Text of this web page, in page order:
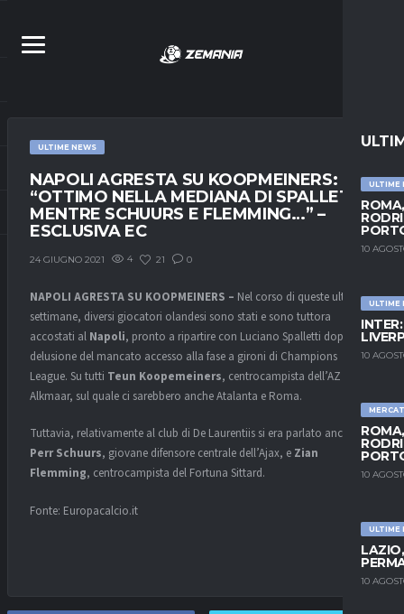
ULTIME
10
ULTIME
10
10
ULTIME
10
ULTIME NEWS
NAPOLI AGRESTA SU KOOPMEINERS:
“OTTIMO NELLA MEDIANA DI SPALLETTI,
MENTRE SCHUURS E FLEMMING…” –
ESCLUSIVA EC
24 GIUGNO 2021 4 21 0
NAPOLI AGRESTA SU KOOPMEINERS – Nel corso di queste ultime
settimane, diversi giocatori olandesi sono stati e sono tuttora
accostati al Napoli, pronto a ripartire con Luciano Spalletti dopo la
delusione del mancato accesso alla fase a gironi di Champions
League. Su tutti Teun Koopemeiners, centrocampista dell’AZ
Alkmaar, sul quale ci sarebbero anche Atalanta e Roma.
Tuttavia, relativamente al club di De Laurentiis si era parlato anche di
Perr Schuurs, giovane difensore centrale dell’Ajax, e Zian
Flemming, centrocampista del Fortuna Sittard.
Fonte: Europacalcio.it